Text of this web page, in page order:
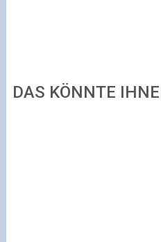
DAS KÖNNTE